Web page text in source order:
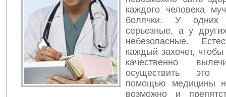
каждого человека
болячки. У
серьезные, а у
небезопасные.
каждый захочет,
качественно
осуществить
помощью медицины
возможно и